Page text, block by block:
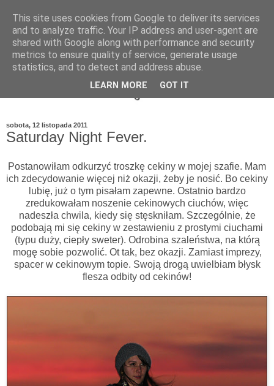
sobota, 12 listopada 2011
Saturday Night Fever.
Postanowiłam odkurzyć troszkę cekiny w mojej szafie. Mam
ich zdecydowanie więcej niż okazji, żeby je nosić. Bo cekiny
lubię, już o tym pisałam zapewne. Ostatnio bardzo
zredukowałam noszenie cekinowych ciuchów, więc
nadeszła chwila, kiedy się stęskniłam. Szczególnie, że
podobają mi się cekiny w zestawieniu z prostymi ciuchami
(typu duży, ciepły sweter). Odrobina szaleństwa, na którą
mogę sobie pozwolić. Ot tak, bez okazji. Zamiast imprezy,
spacer w cekinowym topie. Swoją drogą uwielbiam błysk
flesza odbity od cekinów!
This site uses cookies from Google to deliver its services
and to analyze traffic. Your IP address and user-agent are
shared with Google along with performance and security
metrics to ensure quality of service, generate usage
statistics, and to detect and address abuse.
LEARN MORE GOT IT